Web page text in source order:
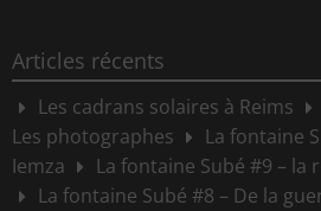
Articles récents
Les cadrans solaires à Reims
Les photographes
La fontaine
Iemza
La fontaine Subé #9 – la
La fontaine Subé #8 – De la